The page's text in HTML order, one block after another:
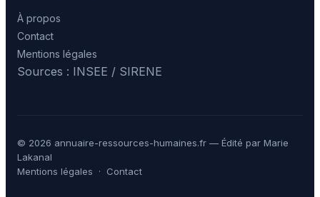
À propos
Contact
Mentions légales
Sources : INSEE / SIRENE
© 2026 annuaire-ressources-humaines.fr — Édité par Marie
Lakanal
Mentions légales · Contact